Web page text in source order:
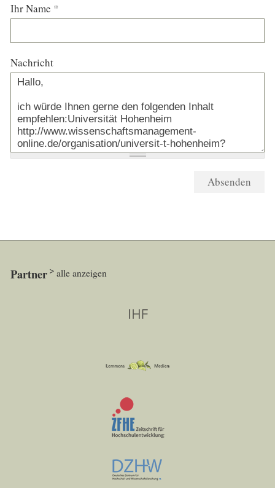
Ihr Name *
Nachricht
Partner alle anzeigen